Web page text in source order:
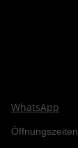
WhatsApp
Öffnungszeiten